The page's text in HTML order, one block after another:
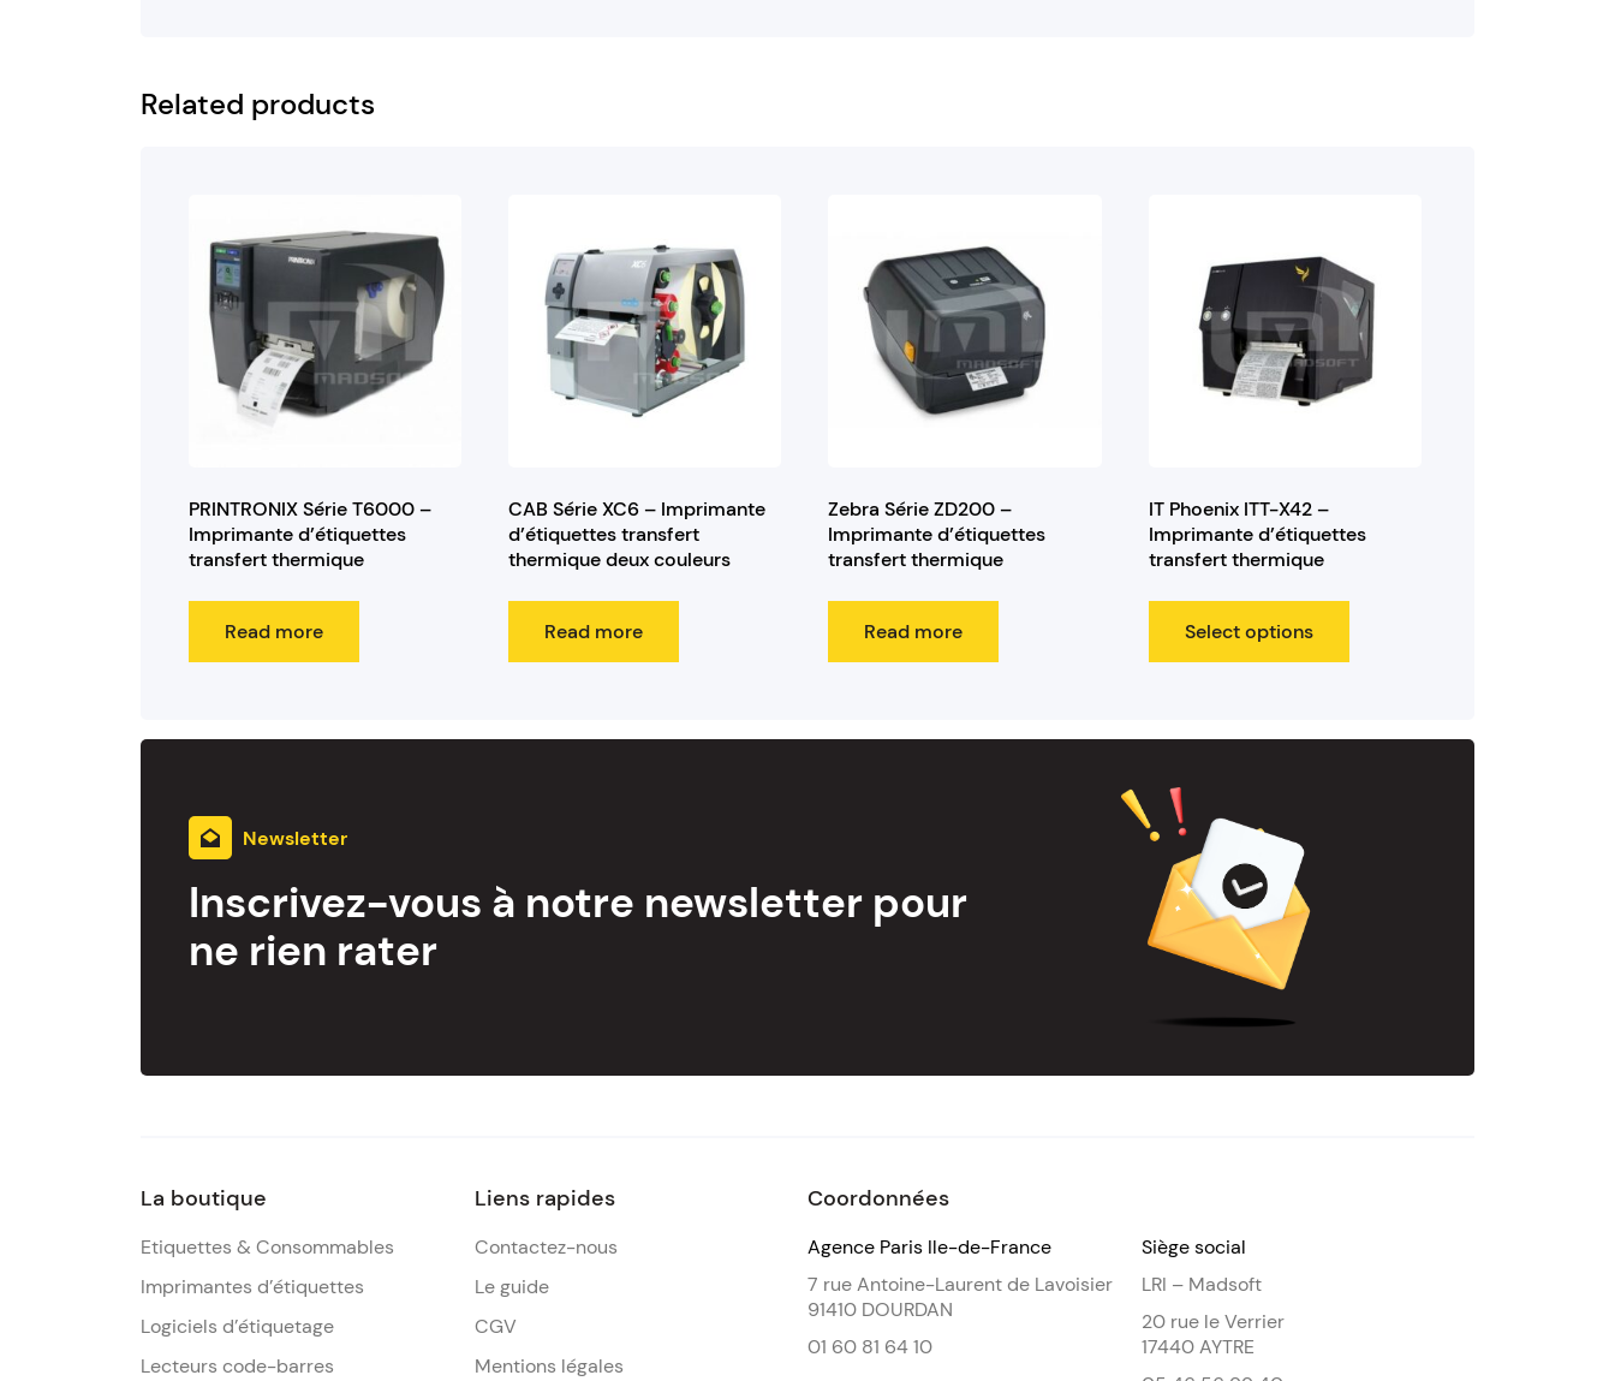
Related products
PRINTRONIX Série T6000 –
Imprimante d’étiquettes
transfert thermique
Read more
CAB Série XC6 – Imprimante
d’étiquettes transfert
thermique deux couleurs
Read more
Zebra Série ZD200 –
Imprimante d’étiquettes
transfert thermique
Read more
IT Phoenix ITT-X42 –
Imprimante d’étiquettes
transfert thermique
Select options
Newsletter
Inscrivez-vous à notre newsletter pour
ne rien rater
La boutique
Etiquettes & Consommables
Imprimantes d’étiquettes
Logiciels d’étiquetage
Lecteurs code-barres
Liens rapides
Contactez-nous
Le guide
CGV
Mentions légales
Coordonnées
Agence Paris Ile-de-France
7 rue Antoine-Laurent de Lavoisier
91410 DOURDAN
01 60 81 64 10
Siège social
LRI – Madsoft
20 rue le Verrier
17440 AYTRE